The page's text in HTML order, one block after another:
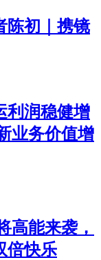
陈初｜携镜
利润稳健增
业务价值增
高能来袭，
倍快乐